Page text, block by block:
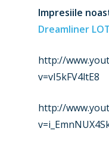
Impresiile
Dreamliner
http://
v=vI5kFV4ltE8
http://